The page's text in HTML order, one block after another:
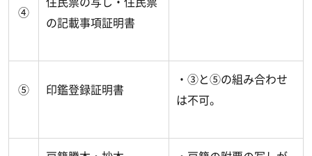
④
の記載事項証明書
⑤ 印鑑登録証明書
・③と⑤の組み合わせ
は不可。